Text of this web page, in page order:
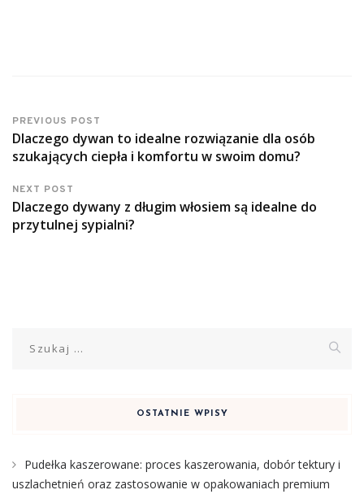
PREVIOUS POST
Dlaczego dywan to idealne rozwiązanie dla osób
szukających ciepła i komfortu w swoim domu?
NEXT POST
Dlaczego dywany z długim włosiem są idealne do
przytulnej sypialni?
OSTATNIE WPISY
Pudełka kaszerowane: proces kaszerowania, dobór tektury i
uszlachetnień oraz zastosowanie w opakowaniach premium